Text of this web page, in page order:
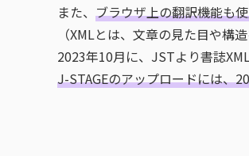
また、 ブラウザ上の翻訳機能も
（XMLとは、文章の見た目や構
2023年10月に、JSTより書誌
J-STAGEのアップロードには、